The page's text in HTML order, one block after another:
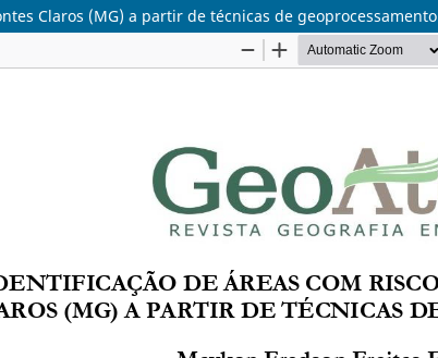
Claros (MG) a partir de técnicas de geoprocessamento